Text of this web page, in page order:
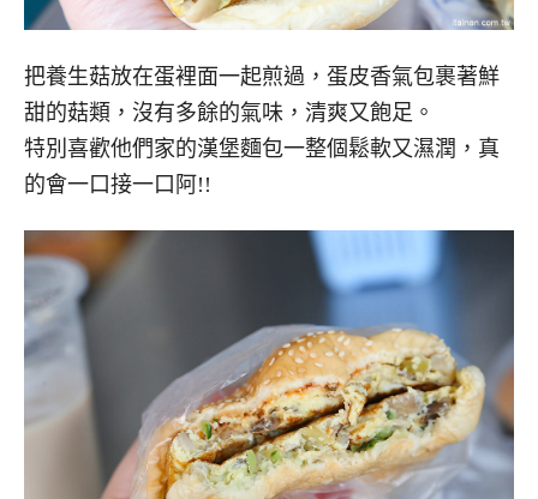
把養生菇放在蛋裡面一起煎過，蛋皮香氣包裹著鮮
甜的菇類，沒有多餘的氣味，清爽又飽足。
特別喜歡他們家的漢堡麵包一整個鬆軟又濕潤，真
的會一口接一口阿!!